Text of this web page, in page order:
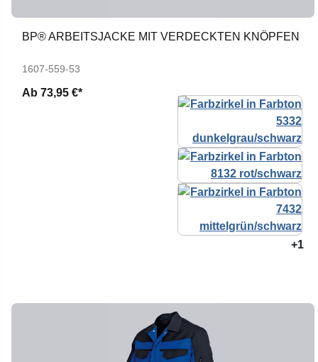
BP® ARBEITSJACKE MIT VERDECKTEN KNÖPFEN
1607-559-53
Ab 73,95 €*
+1